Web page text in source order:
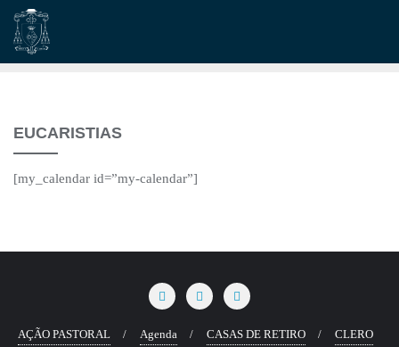
Skip
content
EUCARISTIAS
[my_calendar id=”my-calendar”]
AÇÃO PASTORAL Agenda CASAS DE RETIRO
CLERO